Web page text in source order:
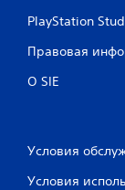
PlayStation
Правовая
О SIE
Условия
Условия